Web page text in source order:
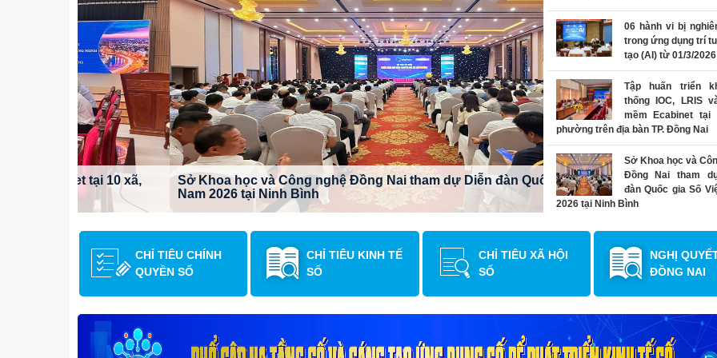
Sở Khoa học và Công nghệ Đồng Nai tham dự Diễn đàn Quốc gia Số Việt
Nam 2026 tại Ninh Bình
Bàn giao hệ thống theo
thông minh thành phố
06 hành vi bị
trong ứng dụng trí
tạo (AI) từ 01/3/2026
Tập huấn triển
thống IOC, LRIS
mềm Ecabinet tại
phường trên địa bàn TP. Đồng Nai
Sở Khoa học và
Đồng Nai tham
đàn Quốc gia Số
2026 tại Ninh Bình
các dự án trên
Giám sát, điều hành
minh thành phố Đồng Nai
làm việc với FPT IS
pháp đánh giá,
công chức KPI
CHỈ TIÊU CHÍNH
QUYỀN SỐ
CHỈ TIÊU KINH TẾ
SỐ
CHỈ TIÊU XÃ HỘI
SỐ
NGHỊ
ĐỒNG NAI